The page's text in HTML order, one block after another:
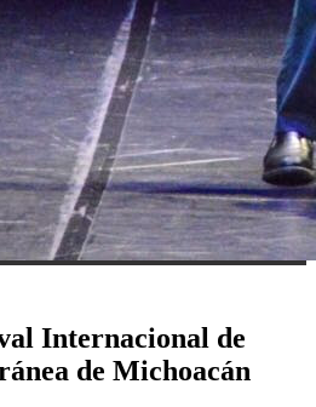
Internacional de
de Michoacán